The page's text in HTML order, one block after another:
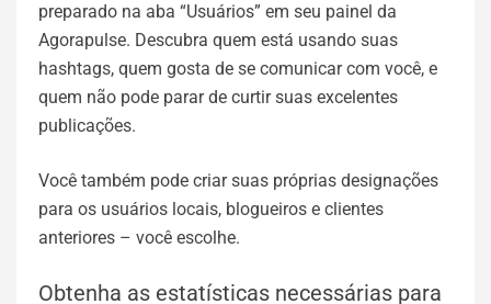
preparado na aba “Usuários” em seu painel da
Agorapulse. Descubra quem está usando suas
hashtags, quem gosta de se comunicar com você, e
quem não pode parar de curtir suas excelentes
publicações.
Você também pode criar suas próprias designações
para os usuários locais, blogueiros e clientes
anteriores – você escolhe.
Obtenha as estatísticas necessárias para